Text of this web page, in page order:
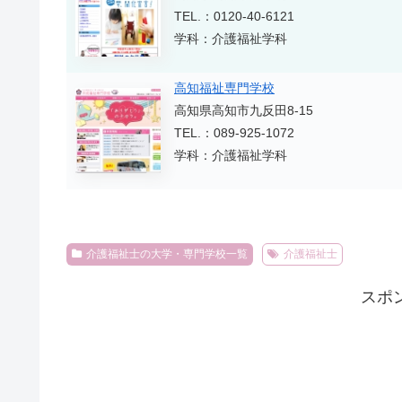
TEL.：0120-40-6121
学科：介護福祉学科
高知福祉専門学校
高知県高知市九反田8-15
TEL.：089-925-1072
学科：介護福祉学科
介護福祉士の大学・専門学校一覧 介護福祉士
スポ